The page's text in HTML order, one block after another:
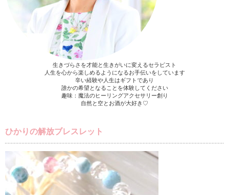
生きづらさを才能と生きがいに変えるセラピスト
人生を心から楽しめるようになるお手伝いをしています
辛い経験や人生はギフトであり
誰かの希望となることを体験してください
趣味：魔法のヒーリングアクセサリー創り
自然と空とお酒が大好き♡
ひかりの解放ブレスレット